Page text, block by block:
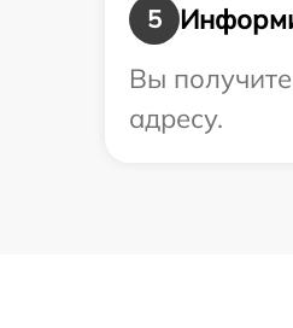
5
Вы
адресу.